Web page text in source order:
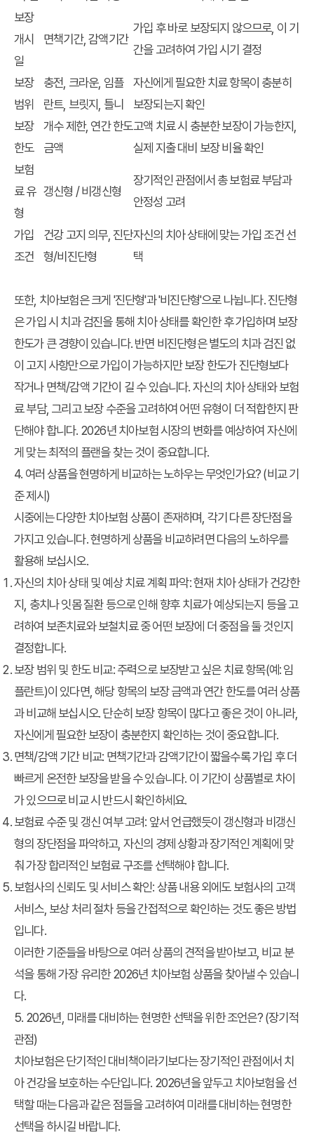
보장
개시
일
면책기간, 감액기간
가입 후 바로 보장되지 않으므로, 이 기
간을 고려하여 가입 시기 결정
보장
범위
충전, 크라운, 임플
란트, 브릿지, 틀니
자신에게 필요한 치료 항목이 충분히
보장되는지 확인
보장
한도
개수 제한, 연간 한도
금액
고액 치료 시 충분한 보장이 가능한지,
실제 지출 대비 보장 비율 확인
보험
료 유
형
갱신형 / 비갱신형
장기적인 관점에서 총 보험료 부담과
안정성 고려
가입
조건
건강 고지 의무, 진단
형/비진단형
자신의 치아 상태에 맞는 가입 조건 선
택
또한, 치아보험은 크게 '진단형'과 '비진단형'으로 나뉩니다. 진단형
은 가입 시 치과 검진을 통해 치아 상태를 확인한 후 가입하며 보장
한도가 큰 경향이 있습니다. 반면 비진단형은 별도의 치과 검진 없
이 고지 사항만으로 가입이 가능하지만 보장 한도가 진단형보다
작거나 면책/감액 기간이 길 수 있습니다. 자신의 치아 상태와 보험
료 부담, 그리고 보장 수준을 고려하여 어떤 유형이 더 적합한지 판
단해야 합니다. 2026년 치아보험 시장의 변화를 예상하여 자신에
게 맞는 최적의 플랜을 찾는 것이 중요합니다.
4. 여러 상품을 현명하게 비교하는 노하우는 무엇인가요? (비교 기
준 제시)
시중에는 다양한 치아보험 상품이 존재하며, 각기 다른 장단점을
가지고 있습니다. 현명하게 상품을 비교하려면 다음의 노하우를
활용해 보십시오.
자신의 치아 상태 및 예상 치료 계획 파악:현재 치아 상태가 건강한
지, 충치나 잇몸 질환 등으로 인해 향후 치료가 예상되는지 등을 고
려하여 보존치료와 보철치료 중 어떤 보장에 더 중점을 둘 것인지
결정합니다.
보장 범위 및 한도 비교:주력으로 보장받고 싶은 치료 항목(예: 임
플란트)이 있다면, 해당 항목의 보장 금액과 연간 한도를 여러 상품
과 비교해 보십시오. 단순히 보장 항목이 많다고 좋은 것이 아니라,
자신에게 필요한 보장이 충분한지 확인하는 것이 중요합니다.
면책/감액 기간 비교: 면책기간과 감액기간이 짧을수록 가입 후 더
빠르게 온전한 보장을 받을 수 있습니다. 이 기간이 상품별로 차이
가 있으므로 비교 시 반드시 확인하세요.
보험료 수준 및 갱신 여부 고려: 앞서 언급했듯이 갱신형과 비갱신
형의 장단점을 파악하고, 자신의 경제 상황과 장기적인 계획에 맞
춰 가장 합리적인 보험료 구조를 선택해야 합니다.
보험사의 신뢰도 및 서비스 확인: 상품 내용 외에도 보험사의 고객
서비스, 보상 처리 절차 등을 간접적으로 확인하는 것도 좋은 방법
입니다.
이러한 기준들을 바탕으로 여러 상품의 견적을 받아보고, 비교 분
석을 통해 가장 유리한 2026년 치아보험 상품을 찾아낼 수 있습니
다.
5. 2026년, 미래를 대비하는 현명한 선택을 위한 조언은? (장기적
관점)
치아보험은 단기적인 대비책이라기보다는 장기적인 관점에서 치
아 건강을 보호하는 수단입니다. 2026년을 앞두고 치아보험을 선
택할 때는 다음과 같은 점들을 고려하여 미래를 대비하는 현명한
선택을 하시길 바랍니다.